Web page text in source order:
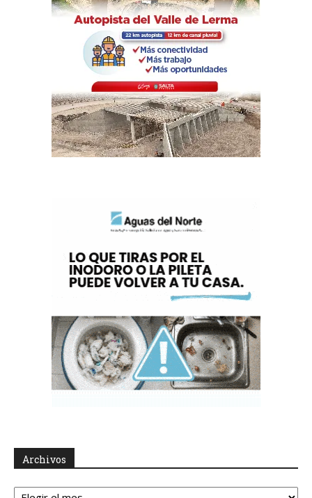
Archivos
Archivos